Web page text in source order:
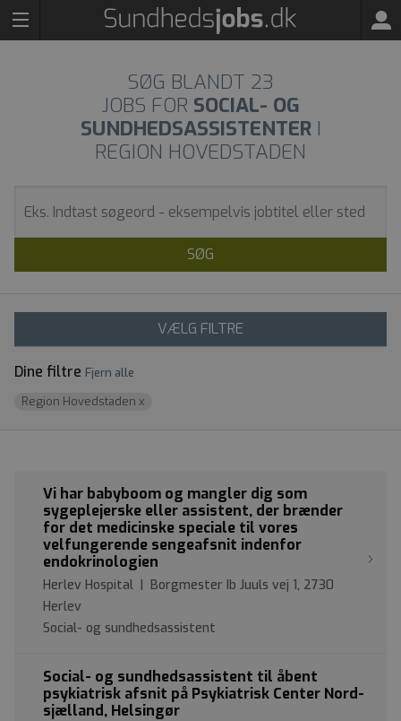
SØG BLANDT 23
JOBS FOR SOCIAL- OG
SUNDHEDSASSISTENTERI
REGION HOVEDSTADEN
SØG
VÆLG FILTRE
Dine filtre Fjern alle
Region Hovedstadenx
Vi har babyboom og mangler dig som
sygeplejerske eller assistent, der brænder
for det medicinske speciale til vores
velfungerende sengeafsnit indenfor
endokrinologien
Herlev Hospital | Borgmester Ib Juuls vej 1, 2730
Herlev
Social- og sundhedsassistent
Social- og sundhedsassistent til åbent
psykiatrisk afsnit på Psykiatrisk Center Nord-
sjælland, Helsingør